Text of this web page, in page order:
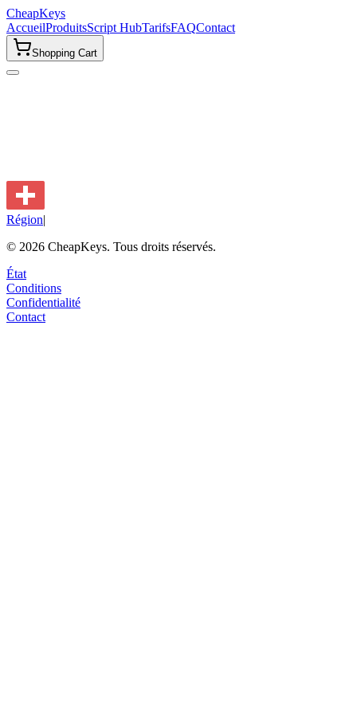
CheapKeys
AccueilProduitsScript HubTarifsFAQContact
Shopping Cart
Région|
© 2026 CheapKeys. Tous droits réservés.
État
Conditions
Confidentialité
Contact